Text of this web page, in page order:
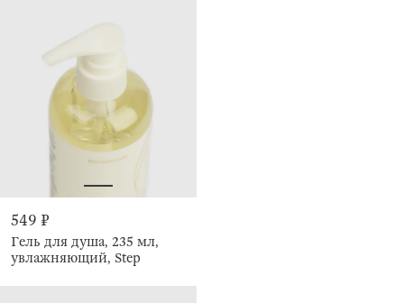
549 ₽
Гель для душа, 235 мл,
увлажняющий, Step